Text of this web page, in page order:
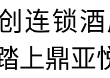
连锁
上鼎亚